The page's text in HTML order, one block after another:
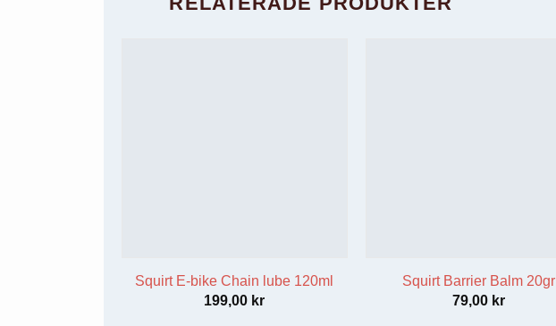
Squirt E-bike Chain lube 120ml
199,00 kr
Squirt Barrier Balm 20gr
79,00 kr